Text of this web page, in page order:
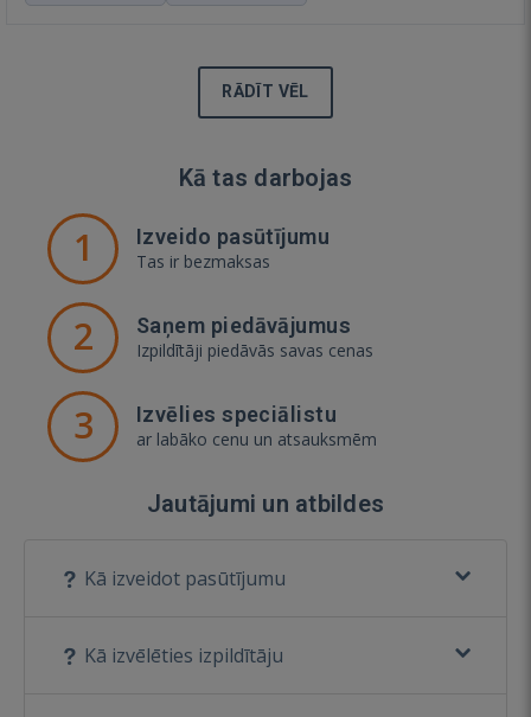
RĀDĪT VĒL
Kā tas darbojas
1 Izveido pasūtījumu
Tas ir bezmaksas
2 Saņem piedāvājumus
Izpildītāji piedāvās savas cenas
3 Izvēlies speciālistu
ar labāko cenu un atsauksmēm
Jautājumi un atbildes
Kā izveidot pasūtījumu
Kā izvēlēties izpildītāju